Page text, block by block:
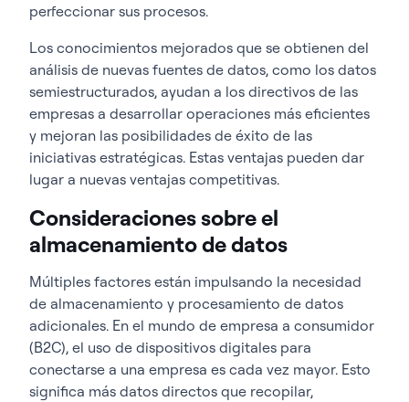
perfeccionar sus procesos.
Los conocimientos mejorados que se obtienen del
análisis de nuevas fuentes de datos, como los datos
semiestructurados, ayudan a los directivos de las
empresas a desarrollar operaciones más eficientes
y mejoran las posibilidades de éxito de las
iniciativas estratégicas. Estas ventajas pueden dar
lugar a nuevas ventajas competitivas.
Consideraciones sobre el
almacenamiento de datos
Múltiples factores están impulsando la necesidad
de almacenamiento y procesamiento de datos
adicionales. En el mundo de empresa a consumidor
(B2C), el uso de dispositivos digitales para
conectarse a una empresa es cada vez mayor. Esto
significa más datos directos que recopilar,